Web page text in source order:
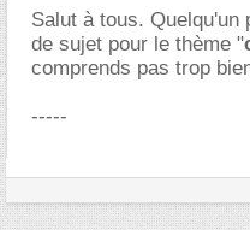
Salut à tous. Quelqu'un
de sujet pour le thème "
comprends pas trop
-----